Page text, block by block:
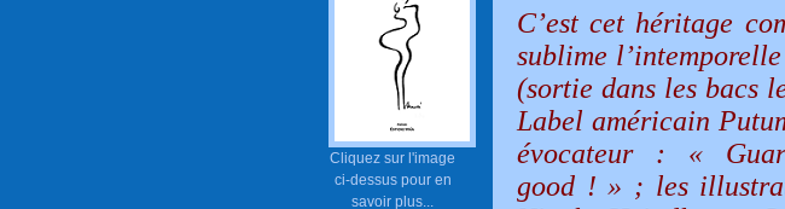
Cliquez sur l'image
ci-dessus pour en
savoir plus...
C’est cet héritage
sublime
(sortie dans les bacs
Label américain
évocateur : «
good ! » ; les